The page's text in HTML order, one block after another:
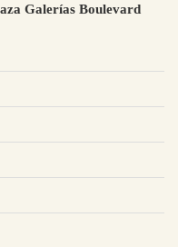
Galerías Boulevard